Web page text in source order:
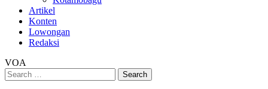
Artikel
Konten
Lowongan
Redaksi
VOA
Search
for: